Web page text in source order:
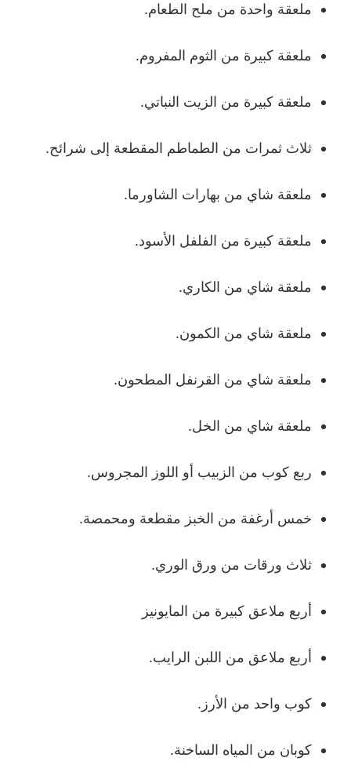
ملعقة واحدة من ملح الطعام.
ملعقة كبيرة من الثوم المفروم.
ملعقة كبيرة من الزيت النباتي.
ثلاث ثمرات من الطماطم المقطعة إلى شرائح.
ملعقة شاي من بهارات الشاورما.
ملعقة كبيرة من الفلفل الأسود.
ملعقة شاي من الكاري.
ملعقة شاي من الكمون.
ملعقة شاي من القرنفل المطحون.
ملعقة شاي من الخل.
ربع كوب من الزبيب أو اللوز المجروس.
خمس أرغفة من الخبز مقطعة ومحمصة.
ثلاث ورقات من ورق الوري.
أربع ملاعق كبيرة من المايونيز
أربع ملاعق من اللبن الرايب.
كوب واحد من الأرز.
كوبان من المياه الساخنة.